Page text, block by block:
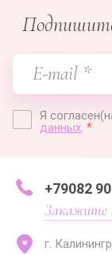
Я
данных. *
+79082
Закажите
г.